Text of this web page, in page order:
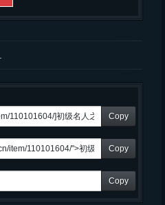
Copy
Copy
Copy